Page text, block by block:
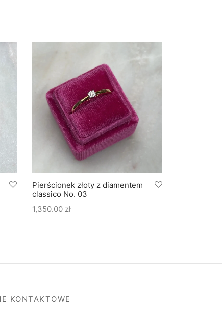
Pierścionek złoty z diamentem
classico No. 03
1,350.00 zł
KONTAKTOWE